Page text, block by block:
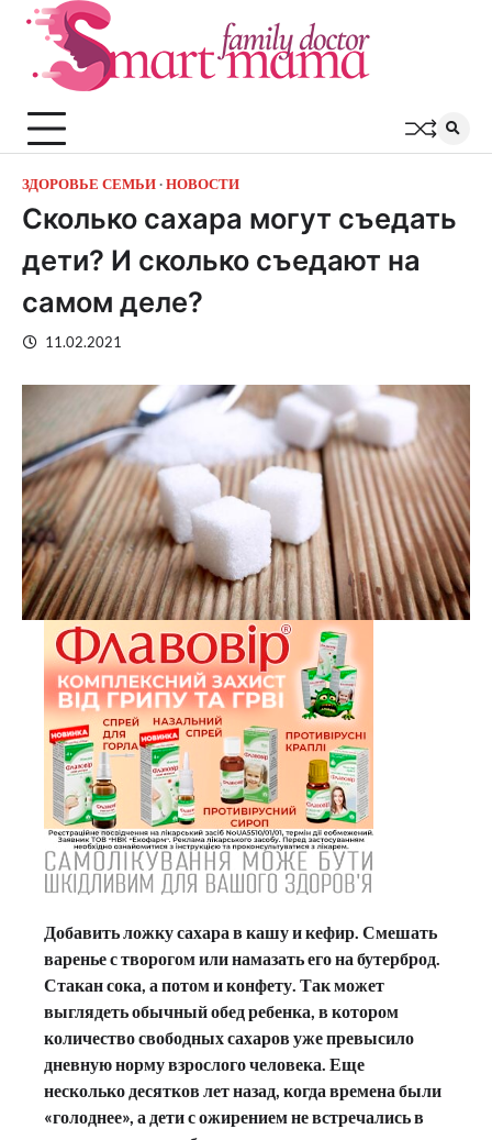
Перейти
содержимому
ЗДОРОВЬЕ СЕМЬИ НОВОСТИ
Сколько сахара могут съедать
дети? И сколько съедают на
самом деле?
11.02.2021
Добавить ложку сахара в кашу и кефир. Смешать
варенье с творогом или намазать его на бутерброд.
Стакан сока, а потом и конфету. Так может
выглядеть обычный обед ребенка, в котором
количество свободных сахаров уже превысило
дневную норму взрослого человека. Еще
несколько десятков лет назад, когда времена были
«голоднее», а дети с ожирением не встречались в